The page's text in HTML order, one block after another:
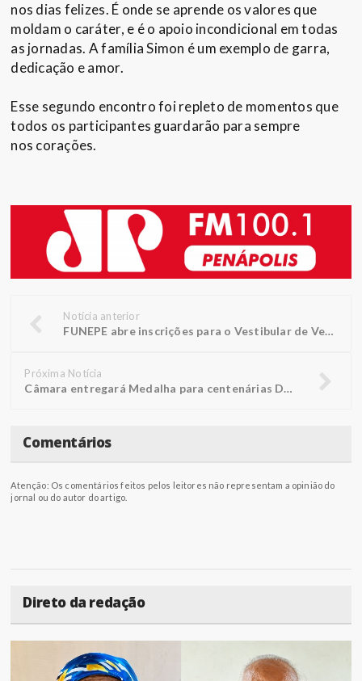
nos dias felizes. É onde se aprende os valores que
moldam o caráter, e é o apoio incondicional em todas
as jornadas. A família Simon é um exemplo de garra,
dedicação e amor.
Esse segundo encontro foi repleto de momentos que
todos os participantes guardarão para sempre
nos corações.
Notícia anterior
FUNEPE abre inscrições para o Vestibular de Verão Medicina 2025
Próxima Notícia
Câmara entregará Medalha para centenárias Doralice e Rosália
Comentários
Atenção: Os comentários feitos pelos leitores não representam a opinião do
jornal ou do autor do artigo.
Direto da redação